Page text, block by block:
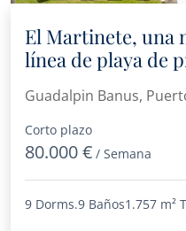
El Martinete, una
línea de playa de
Puerto Banús,
Guadalpin Banus,
Corto plazo
80.000 € / Semana
9 Dorms.9 Baños1.757 m²